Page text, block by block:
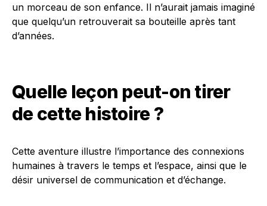
un morceau de son enfance. Il n’aurait jamais imaginé
que quelqu’un retrouverait sa bouteille après tant
d’années.
Quelle leçon peut-on tirer
de cette histoire ?
Cette aventure illustre l’importance des connexions
humaines à travers le temps et l’espace, ainsi que le
désir universel de communication et d’échange.